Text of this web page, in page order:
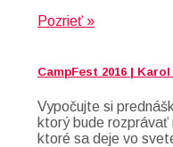
Pozrieť »
CampFest 2016 |
Vypočujte si
ktorý bude
ktoré sa deje vo